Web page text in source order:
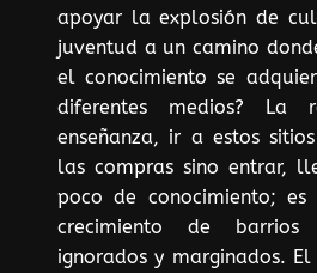
apoyar la explosión de
juventud a un camino
el conocimiento se
diferentes medios? La
enseñanza, ir a estos
las compras sino entrar,
poco de conocimiento;
crecimiento de
ignorados y marginados.